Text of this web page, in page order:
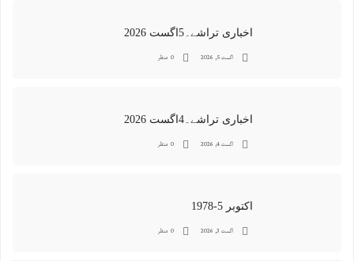
اخباری تراشے۔5اگست 2026
اگست 5, 2026 0 منظر
اخباری تراشے۔4اگست 2026
اگست 4, 2026 0 منظر
اکتوبر 5-1978
اگست 3, 2026 0 منظر